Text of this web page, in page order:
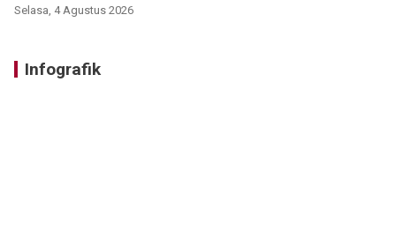
Selasa, 4 Agustus 2026
Infografik